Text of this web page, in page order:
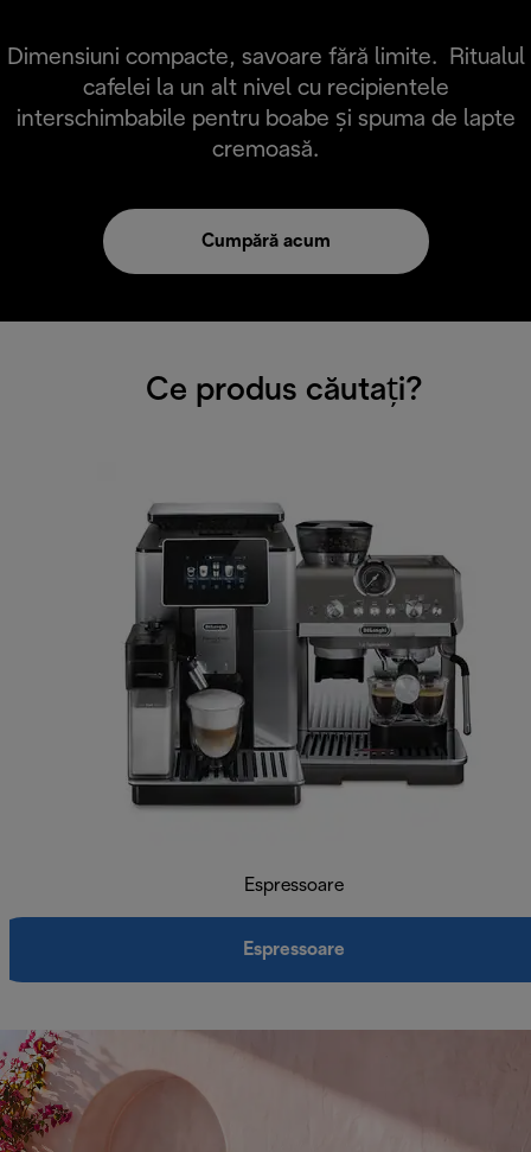
Dimensiuni compacte, savoare fără limite. Ritualul
cafelei la un alt nivel cu recipientele
interschimbabile pentru boabe și spuma de lapte
cremoasă.
Cumpără acum
Ce produs căutați?
Espressoare
Espressoare